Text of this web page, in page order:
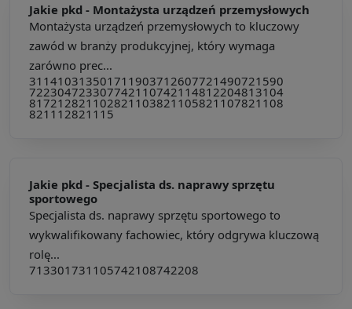
Jakie pkd - Montażysta urządzeń przemysłowych
Montażysta urządzeń przemysłowych to kluczowy
zawód w branży produkcyjnej, który wymaga
zarówno prec...
311410313501711903712607721490721590
722304723307742110742114812204813104
817212821102821103821105821107821108
821112821115
Jakie pkd - Specjalista ds. naprawy sprzętu
sportowego
Specjalista ds. naprawy sprzętu sportowego to
wykwalifikowany fachowiec, który odgrywa kluczową
rolę...
713301731105742108742208